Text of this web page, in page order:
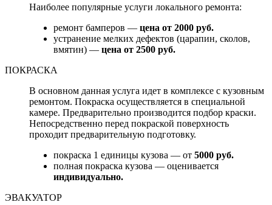
Наиболее популярные услуги локального ремонта:
ремонт бамперов — цена от 2000 руб.
устранение мелких дефектов (царапин, сколов,
вмятин) — цена от 2500 руб.
ПОКРАСКА
В основном данная услуга идет в комплексе с кузовным
ремонтом. Покраска осуществляется в специальной
камере. Предварительно производится подбор краски.
Непосредственно перед покраской поверхность
проходит предварительную подготовку.
покраска 1 единицы кузова — от 5000 руб.
полная покраска кузова — оценивается
индивидуально.
ЭВАКУАТОР